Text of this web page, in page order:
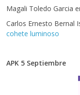
Magali Toledo Garcia
Carlos Ernesto Bernal
cohete luminoso
APK 5 Septiembre